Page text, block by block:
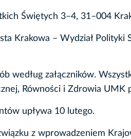
Świętych 3–4, 31–004
Krakowa – Wydział Polityki
według załączników.
Równości i Zdrowia UMK
upływa 10 lutego.
z wprowadzeniem